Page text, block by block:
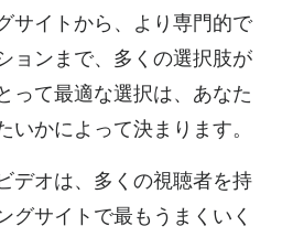
サイトから 、より専門的で
ョンまで、多くの選択肢が
って最適な選択は、あなた
いかによって決まります。
デオは、多くの視聴者を持
グサイトで最もうまくいく